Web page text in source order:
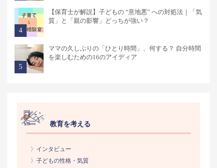
【保育士が解説】子どもの “意地悪” への対処法｜「気
質」と「親の影響」どっちが強い？
ママの久しぶりの「ひとり時間」、何する？ 自分時間
を楽しむための16のアイディア
教育を考える
〉インタビュー
〉子どもの性格・気質